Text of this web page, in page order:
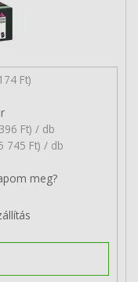
Ft)
Ft) / db
745 Ft) / db
meg?